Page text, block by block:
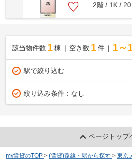
2階 / 1K /
該当物件数 1棟 空き数 1 件 1～
駅で絞り込む
絞り込み条件： なし
ページトップ
my賃貸のTOP > (賃貸)路線・駅から探す > 東京